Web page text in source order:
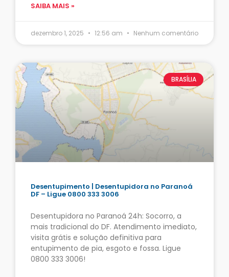
SAIBA MAIS »
dezembro 1, 2025 12:56 am Nenhum comentário
BRASÍLIA
Desentupimento | Desentupidora no Paranoá
DF – Ligue 0800 333 3006
Desentupidora no Paranoá 24h: Socorro, a
mais tradicional do DF. Atendimento imediato,
visita grátis e solução definitiva para
entupimento de pia, esgoto e fossa. Ligue
0800 333 3006!